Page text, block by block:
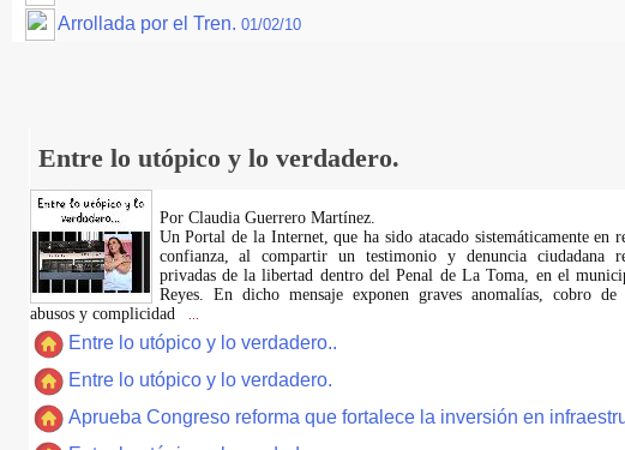
Arrollada por el Tren. 01/02/10
Entre lo utópico y lo verdadero.
Por Claudia Guerrero Martínez.
​Un Portal de la Internet, que ha sido atacado sistemáticamente en
confianza, al compartir un testimonio y denuncia ciudadana
privadas de la libertad dentro del Penal de La Toma, en el
Reyes. En dicho mensaje exponen graves anomalías, cobro de
abusos y complicidad
Entre lo utópico y lo verdadero..
Entre lo utópico y lo verdadero.
Aprueba Congreso reforma que fortalece la inversión en